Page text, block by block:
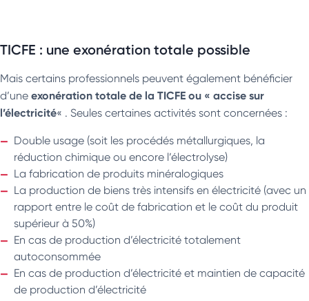
TICFE : une exonération totale possible
Mais certains professionnels peuvent également bénéficier
d’une exonération totale de la TICFE ou « accise sur
l’électricité« . Seules certaines activités sont concernées :
Double usage (soit les procédés métallurgiques, la
réduction chimique ou encore l’électrolyse)
La fabrication de produits minéralogiques
La production de biens très intensifs en électricité (avec un
rapport entre le coût de fabrication et le coût du produit
supérieur à 50%)
En cas de production d’électricité totalement
autoconsommée
En cas de production d’électricité et maintien de capacité
de production d’électricité